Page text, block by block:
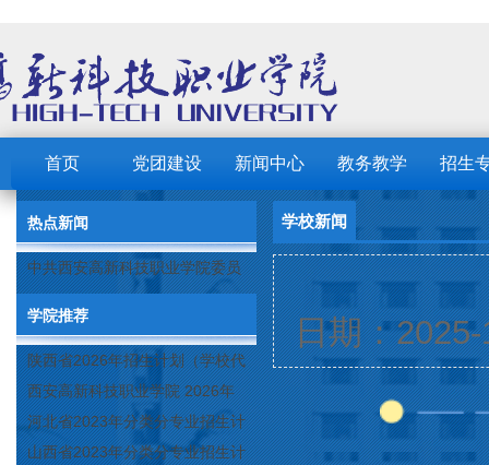
首页 党团建设 新闻中心 教务教学 招生
热点新闻
中共西安高新科技职业学院委员
会 2023年党建工作要点
学院推荐
陕西省2026年招生计划（学校代
码：8103）
西安高新科技职业学院 2026年
招生章程
河北省2023年分类分专业招生计
划（院校代号：1889）
山西省2023年分类分专业招生计
学校新闻
日期：